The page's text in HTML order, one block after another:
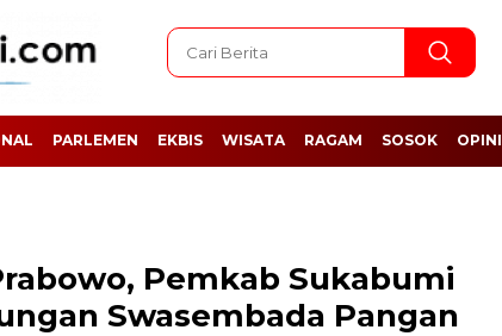
PARLEMEN EKBIS WISATA RAGAM SOSOK OPINI
Pemkab Sukabumi
Swasembada Pangan